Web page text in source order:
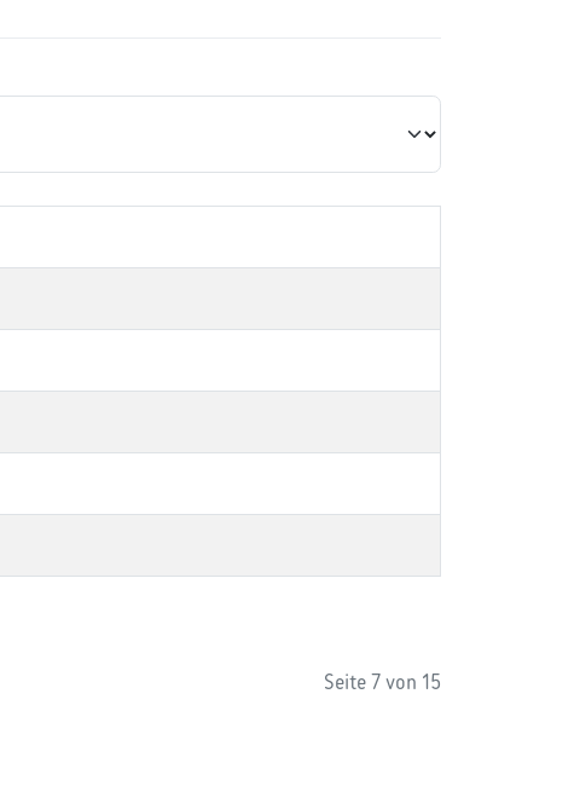
Seite 7 von 15